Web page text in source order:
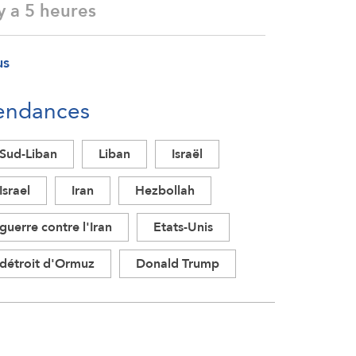
a 5 heures
Sud-Liban Liban
Israël
Israel
Iran
Hezbollah
guerre contre l'Iran
Etats-Unis
détroit d'Ormuz
Donald Trump